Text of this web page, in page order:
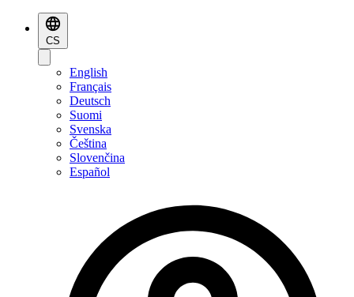
CS
English
Français
Deutsch
Suomi
Svenska
Čeština
Slovenčina
Español